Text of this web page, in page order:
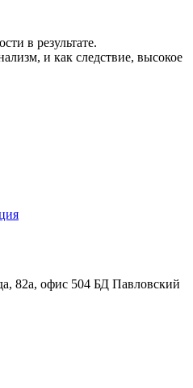
в результате.
и как следствие, высокое
82а, офис 504 БД Павловский